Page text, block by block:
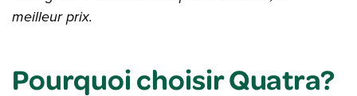
meilleur prix.
Pourquoi choisir Quatra?